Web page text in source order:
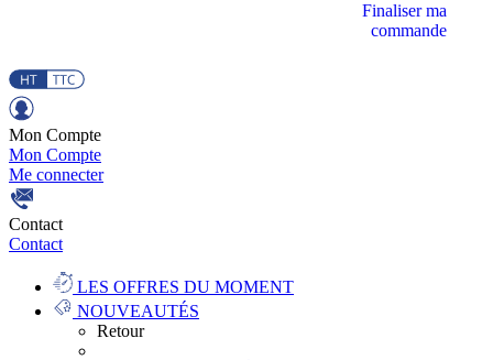
Finaliser ma
commande
Mon Compte
Mon Compte
Me connecter
Contact
Contact
LES OFFRES DU MOMENT
NOUVEAUTÉS
Retour